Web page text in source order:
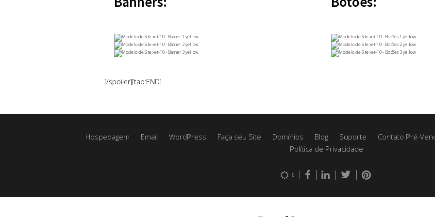
[/spoiler][tab:END]
Hospedagem Email WordPress Faça seu Site Domínios Blog Suporte Contato Pré-
Política de Privacidade
0